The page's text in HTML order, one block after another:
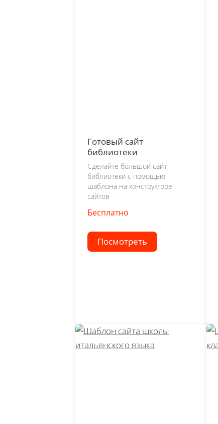
Готовый сайт
библиотеки
Сделайте большой сайт
библиотеки с помощью
шаблона на конструкторе
сайтов
Бесплатно
Посмотреть